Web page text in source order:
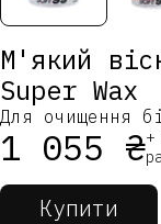
М'який
Super Wax
Для очищення
1 055 ₴+
Купити